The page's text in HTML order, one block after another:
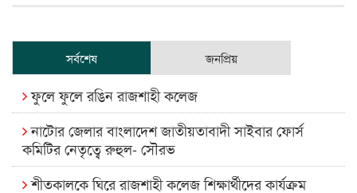
সর্বশেষ জনপ্রিয়
ফুলে ফুলে রঙিন রাজশাহী কলেজ
নাটোর জেলার বাংলাদেশ জাতীয়তাবাদী সাইবার ফোর্স
কমিটির নেতৃত্বে রুহুল- সৌরভ
শীতকালকে ঘিরে রাজশাহী কলেজ শিক্ষার্থীদের কার্যক্রম